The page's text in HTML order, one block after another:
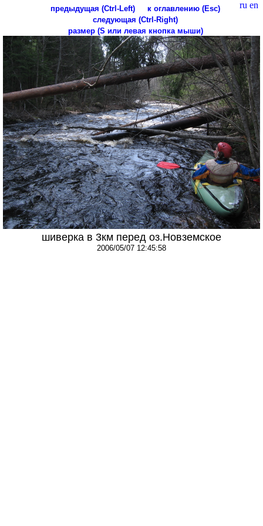
ru en
предыдущая (Ctrl-Left)
к оглавлению (Esc)
следующая (Ctrl-Right)
размер (S или левая кнопка мыши)
шиверка в 3км перед оз.Новземское
2006/05/07 12:45:58